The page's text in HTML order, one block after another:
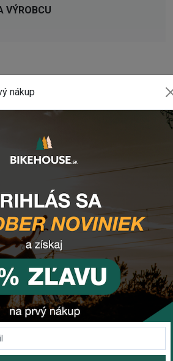
VÝROBCU
pedálov CHROMAG SYNTH
diel pre košík CRUSSIS YBC-01
nákup